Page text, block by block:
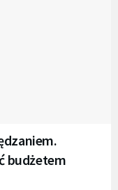
budżetem